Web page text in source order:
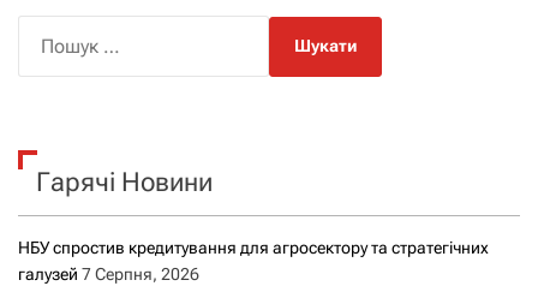
к
Гарячі Новини
НБУ спростив кредитування для агросектору та стратегічних
галузей 7 Серпня, 2026